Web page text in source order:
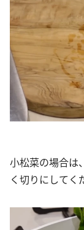
小松菜の場合は
く切りにしてく